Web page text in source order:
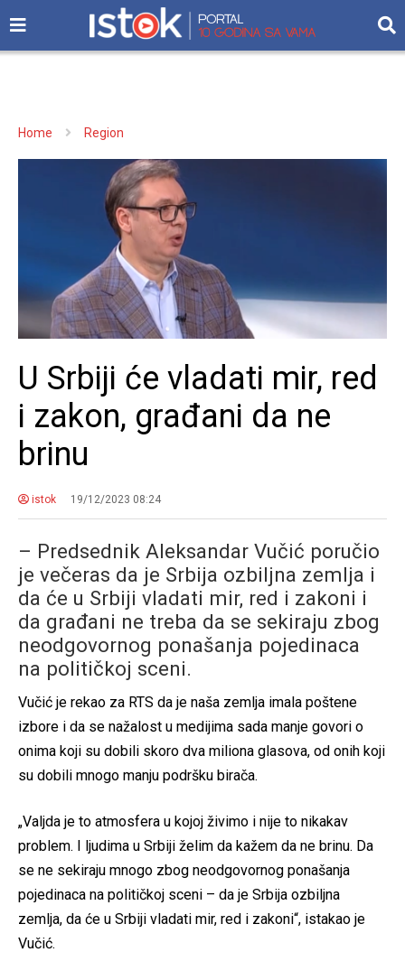
Home Region
U Srbiji će vladati mir, red
i zakon, građani da ne
brinu
istok 19/12/2023 08:24
– Predsednik Aleksandar Vučić poručio
je večeras da je Srbija ozbiljna zemlja i
da će u Srbiji vladati mir, red i zakoni i
da građani ne treba da se sekiraju zbog
neodgovornog ponašanja pojedinaca
na političkoj sceni.
Vučić je rekao za RTS da je naša zemlja imala poštene
izbore i da se nažalost u medijima sada manje govori o
onima koji su dobili skoro dva miliona glasova, od onih koji
su dobili mnogo manju podršku birača.
„Valjda je to atmosfera u kojoj živimo i nije to nikakav
problem. I ljudima u Srbiji želim da kažem da ne brinu. Da
se ne sekiraju mnogo zbog neodgovornog ponašanja
pojedinaca na političkoj sceni – da je Srbija ozbiljna
zemlja, da će u Srbiji vladati mir, red i zakoni“, istakao je
Vučić.